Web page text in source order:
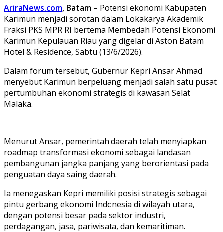
AriraNews.com, Batam – Potensi ekonomi Kabupaten
Karimun menjadi sorotan dalam Lokakarya Akademik
Fraksi PKS MPR RI bertema Membedah Potensi Ekonomi
Karimun Kepulauan Riau yang digelar di Aston Batam
Hotel & Residence, Sabtu (13/6/2026).
Dalam forum tersebut, Gubernur Kepri Ansar Ahmad
menyebut Karimun berpeluang menjadi salah satu pusat
pertumbuhan ekonomi strategis di kawasan Selat
Malaka.
Menurut Ansar, pemerintah daerah telah menyiapkan
roadmap transformasi ekonomi sebagai landasan
pembangunan jangka panjang yang berorientasi pada
penguatan daya saing daerah.
Ia menegaskan Kepri memiliki posisi strategis sebagai
pintu gerbang ekonomi Indonesia di wilayah utara,
dengan potensi besar pada sektor industri,
perdagangan, jasa, pariwisata, dan kemaritiman.